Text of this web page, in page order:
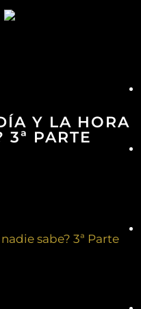
Y LA HORA
3ª PARTE
sabe? 3ª Parte